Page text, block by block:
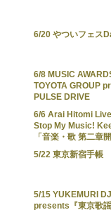
6/20 やついフェス
6/8 MUSIC
TOYOTA GROUP
PULSE DRIVE
6/6 Arai Hitomi
Stop My Music!
「音楽・歌 第二章
5/22 東京新宿手帳
5/15 YUKEMURI
presents『東京歌謡